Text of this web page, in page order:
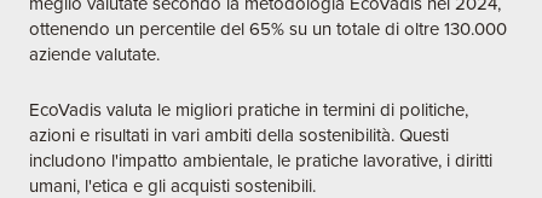
ottenendo un percentile del 65% su un totale di oltre 130.000
aziende valutate.
EcoVadis valuta le migliori pratiche in termini di politiche,
azioni e risultati in vari ambiti della sostenibilità. Questi
includono l'impatto ambientale, le pratiche lavorative, i diritti
umani, l'etica e gli acquisti sostenibili.